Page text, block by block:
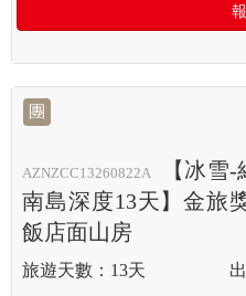
團
AZNZCC13260822A
【冰雪
南島深度13天】金旅
飯店面山房
13天